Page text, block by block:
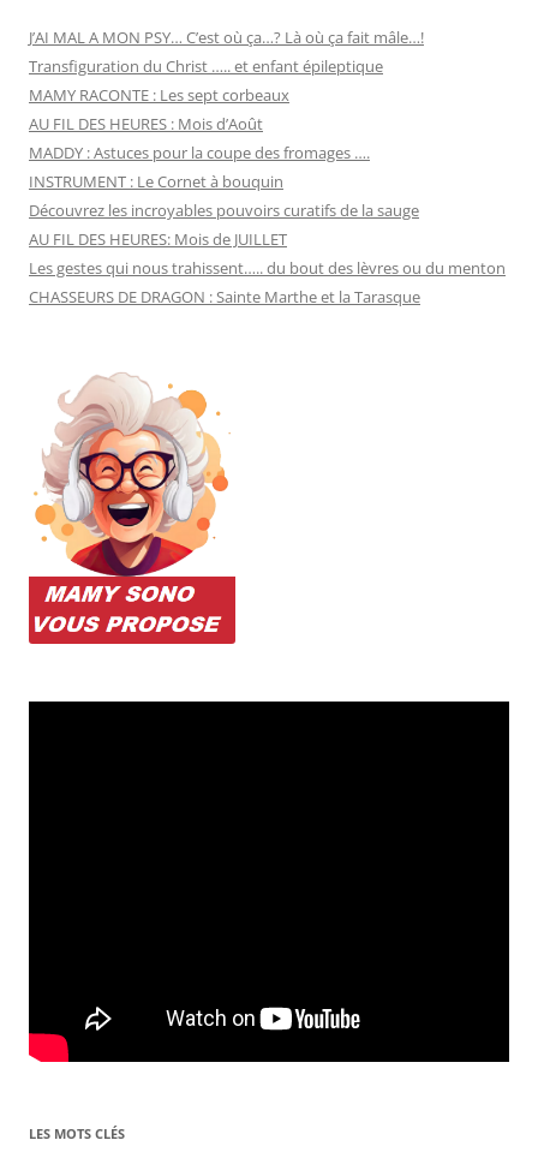
J’AI MAL A MON PSY… C’est où ça…? Là où ça fait mâle…!
Transfiguration du Christ ….. et enfant épileptique
MAMY RACONTE : Les sept corbeaux
AU FIL DES HEURES : Mois d’Août
MADDY : Astuces pour la coupe des fromages ….
INSTRUMENT : Le Cornet à bouquin
Découvrez les incroyables pouvoirs curatifs de la sauge
AU FIL DES HEURES: Mois de JUILLET
Les gestes qui nous trahissent….. du bout des lèvres ou du menton
CHASSEURS DE DRAGON : Sainte Marthe et la Tarasque
LES MOTS CLÉS